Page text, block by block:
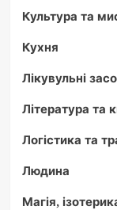
Культура та
Кухня
Лікувульні
Література та
Логістика та
Людина
Магія,